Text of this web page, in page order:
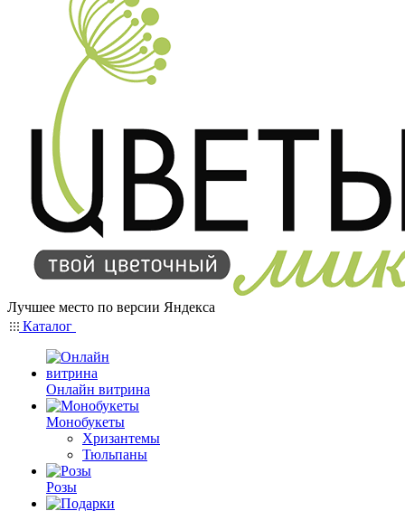
Лучшее место по версии Яндекса
Каталог
Онлайн витрина
Монобукеты
Хризантемы
Тюльпаны
Розы